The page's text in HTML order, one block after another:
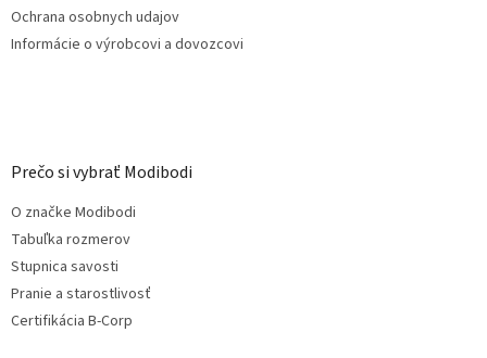
Ochrana osobnych udajov
Informácie o výrobcovi a dovozcovi
Prečo si vybrať Modibodi
O značke Modibodi
Tabuľka rozmerov
Stupnica savosti
Pranie a starostlivosť
Certifikácia B-Corp